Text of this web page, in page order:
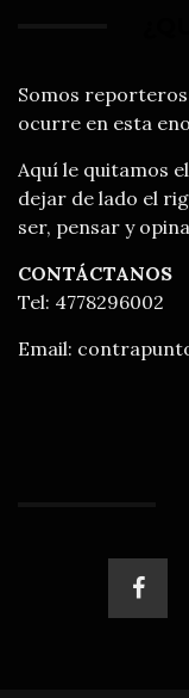
Somos
ocurre en esta
Aquí le quitamos
dejar de lado el
ser, pensar y
CONTÁCTANOS
Tel: 4778296002
Email: